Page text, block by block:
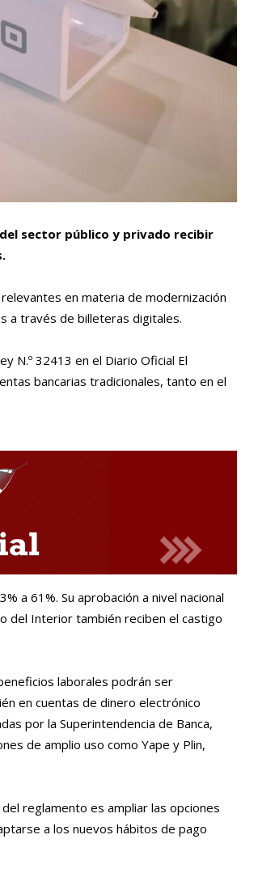
sector público y privado recibir
en materia de modernización
a través de billeteras digitales.
N.º 32413 en el Diario Oficial El
bancarias tradicionales, tanto en el
a 61%. Su aprobación a nivel nacional
del Interior también reciben el castigo
laborales podrán ser
en cuentas de dinero electrónico
por la Superintendencia de Banca,
de amplio uso como Yape y Plin,
reglamento es ampliar las opciones
a los nuevos hábitos de pago